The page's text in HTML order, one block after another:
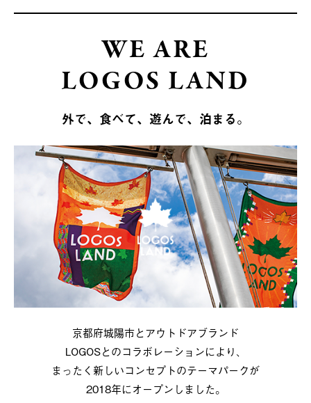
WE ARE
LOGOS LAND
外で、食べて、遊んで、泊まる。
京都府城陽市とアウトドアブランド
LOGOSとのコラボレーションにより、
まったく新しいコンセプトのテーマパークが
2018年にオープンしました。